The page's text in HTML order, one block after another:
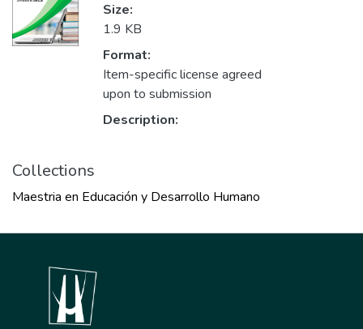
Size:
1.9 KB
Format:
Item-specific license agreed
upon to submission
Description:
Collections
Maestria en Educación y Desarrollo Humano